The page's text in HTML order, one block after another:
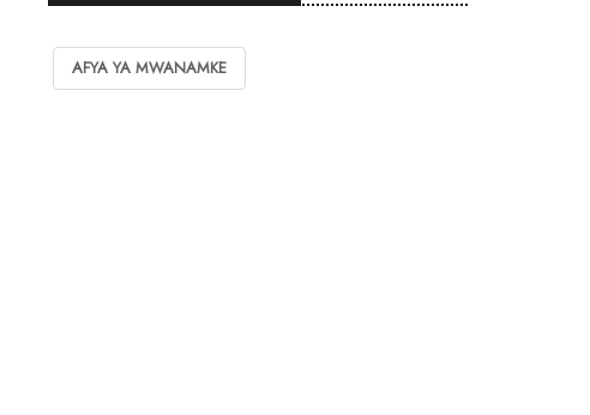
AFYA YA MWANAMKE